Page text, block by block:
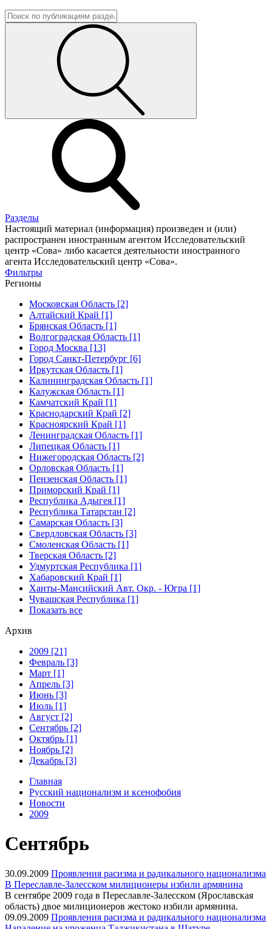
Разделы
Настоящий материал (информация) произведен и (или)
распространен иностранным агентом Исследовательский
центр «Сова» либо касается деятельности иностранного
агента Исследовательский центр «Сова».
Фильтры
Регионы
Московская Область [2]
Алтайский Край [1]
Брянская Область [1]
Волгоградская Область [1]
Город Москва [13]
Город Санкт-Петербург [6]
Иркутская Область [1]
Калининградская Область [1]
Калужская Область [1]
Камчатский Край [1]
Краснодарский Край [2]
Красноярский Край [1]
Ленинградская Область [1]
Липецкая Область [1]
Нижегородская Область [2]
Орловская Область [1]
Пензенская Область [1]
Приморский Край [1]
Республика Адыгея [1]
Республика Татарстан [2]
Самарская Область [3]
Свердловская Область [3]
Смоленская Область [1]
Тверская Область [2]
Удмуртская Республика [1]
Хабаровский Край [1]
Ханты-Мансийский Авт. Окр. - Югра [1]
Чувашская Республика [1]
Показать все
Архив
2009 [21]
Февраль [3]
Март [1]
Апрель [3]
Июнь [3]
Июль [1]
Август [2]
Сентябрь [2]
Октябрь [1]
Ноябрь [2]
Декабрь [3]
Главная
Русский национализм и ксенофобия
Новости
2009
Сентябрь
30.09.2009 Проявления расизма и радикального национализма
В Переславле-Залесском милиционеры избили армянина
В сентябре 2009 года в Переславле-Залесском (Ярославская
область) двое милиционеров жестоко избили армянина.
09.09.2009 Проявления расизма и радикального национализма